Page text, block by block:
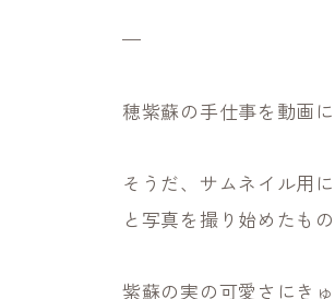
—
穂紫蘇の手仕事を動画
そうだ、サムネイル用
と写真を撮り始めたもの
紫蘇の実の可愛さにきゅ